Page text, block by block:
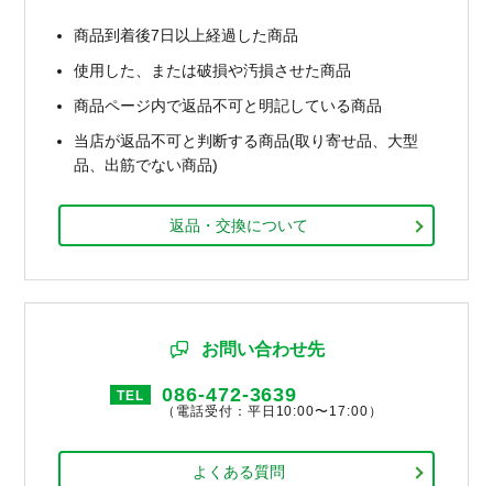
商品到着後7日以上経過した商品
使用した、または破損や汚損させた商品
商品ページ内で返品不可と明記している商品
当店が返品不可と判断する商品(取り寄せ品、大型
品、出筋でない商品)
返品・交換について
お問い合わせ先
TEL 086-472-3639
（電話受付：平日10:00〜17:00）
よくある質問